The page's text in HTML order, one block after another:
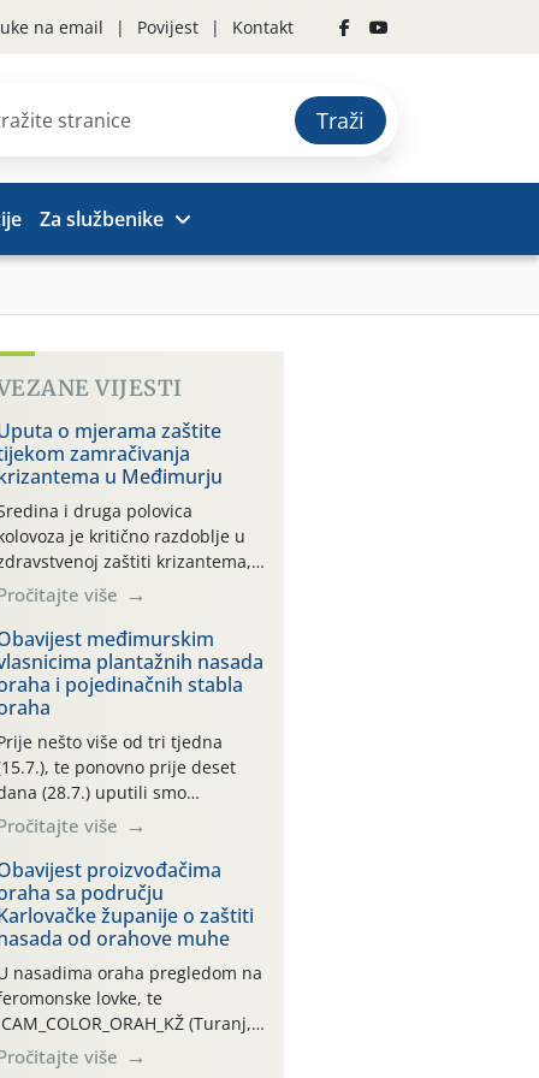
na email Povijest Kontakt
Traži
Za službenike
VIJESTI
o mjerama zaštite
zamračivanja
u Međimurju
i druga polovica
je kritično razdoblje u
zaštiti krizantema,
prije zamračivanja u proteklom
smo mjesecu tri puta upućivali
o preventivnim
zaštite krizantema od
uzročnika bolesti,
i fito-fagnih grinja (23.7.,
06.7.)! Na početku ovog
je zabilježeno je
i ekstremno vruće
razdoblje, uz
temperature […]
više
međimurskim
plantažnih nasada
i pojedinačnih stabla
nešto više od tri tjedna
te ponovno prije deset
(28.7.) uputili smo
vlasnicima plantažnih
nasada oraha i pojedinačnih
o početku leta i
potrebi usmjerenog
orahove muhe
completa)! Već
dana traje drugi
“toplinski udar”, koji
naročito izražen zadnja šest
(31.7.-05.8.), jer najviše
zraka svakodnevno
više
proizvođačima
sa području
županije o zaštiti
od orahove muhe
nasadima oraha pregledom na
lovke, te
CAM_COLOR_ORAH_KŽ (Turanj,
zabilježena je mala
više